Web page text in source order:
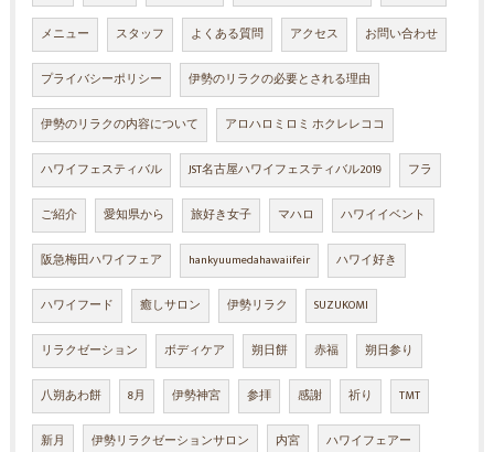
メニュー スタッフ よくある質問 アクセス お問い合わせ
プライバシーポリシー 伊勢のリラクの必要とされる理由
伊勢のリラクの内容について アロハロミロミ ホクレレココ
ハワイフェスティバル JST名古屋ハワイフェスティバル2019 フラ
ご紹介 愛知県から 旅好き女子 マハロ ハワイイベント
阪急梅田ハワイフェア hankyuumedahawaiifeir ハワイ好き
ハワイフード 癒しサロン 伊勢リラク SUZUKOMI
リラクゼーション ボディケア 朔日餅 赤福 朔日参り
八朔あわ餅 8月 伊勢神宮 参拝 感謝 祈り TMT
新月 伊勢リラクゼーションサロン 内宮 ハワイフェアー